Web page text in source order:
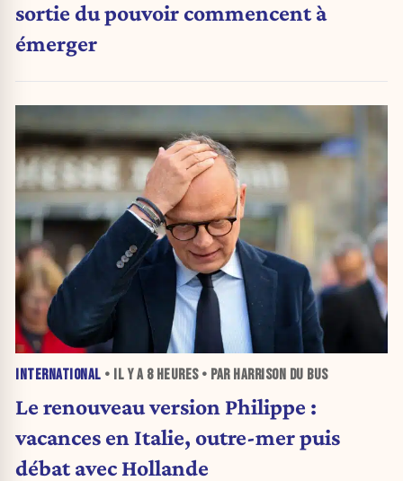
sortie du pouvoir commencent à
émerger
INTERNATIONAL • IL Y A 8 HEURES• PAR HARRISON DU BUS
Le renouveau version Philippe :
vacances en Italie, outre-mer puis
débat avec Hollande